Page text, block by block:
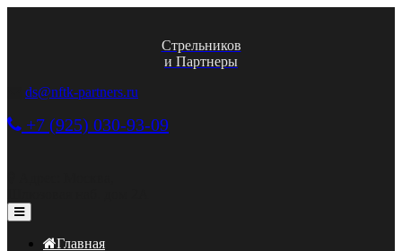
Стрельников
и Партнеры
ds@nftk-partners.ru
+7 (925) 030-93-09
Главная